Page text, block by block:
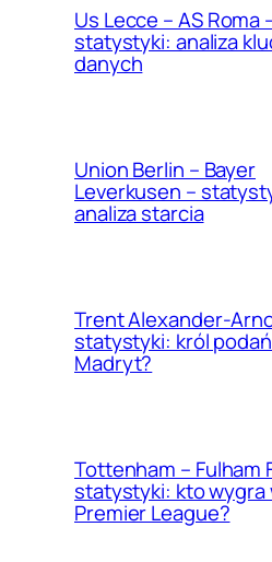
Us Lecce – AS Roma
statystyki: analiza
danych
Union Berlin – Bayer
Leverkusen –
analiza starcia
Trent Alexander-
statystyki: król
Madryt?
Tottenham – Fulham
statystyki: kto wygra
Premier League?